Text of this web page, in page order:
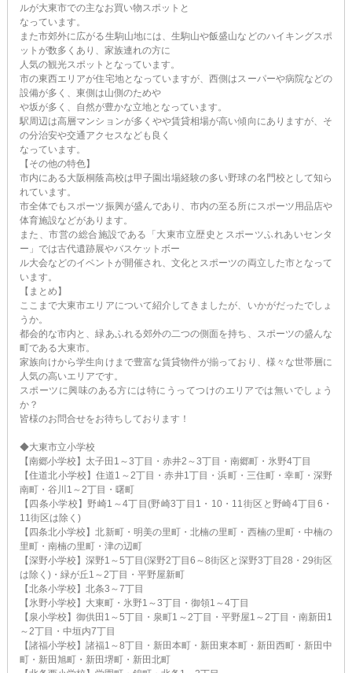
ルが大東市での主なお買い物スポットと
なっています。
また市郊外に広がる生駒山地には、生駒山や飯盛山などのハイキングスポ
ットが数多くあり、家族連れの方に
人気の観光スポットとなっています。
市の東西エリアが住宅地となっていますが、西側はスーパーや病院などの
設備が多く、東側は山側のためや
や坂が多く、自然が豊かな立地となっています。
駅周辺は高層マンションが多くやや賃貸相場が高い傾向にありますが、そ
の分治安や交通アクセスなども良く
なっています。
【その他の特色】
市内にある大阪桐蔭高校は甲子園出場経験の多い野球の名門校として知ら
れています。
市全体でもスポーツ振興が盛んであり、市内の至る所にスポーツ用品店や
体育施設などがあります。
また、市営の総合施設である「大東市立歴史とスポーツふれあいセンタ
ー」では古代遺跡展やバスケットボー
ル大会などのイベントが開催され、文化とスポーツの両立した市となって
います。
【まとめ】
ここまで大東市エリアについて紹介してきましたが、いかがだったでしょ
うか。
都会的な市内と、緑あふれる郊外の二つの側面を持ち、スポーツの盛んな
町である大東市。
家族向けから学生向けまで豊富な賃貸物件が揃っており、様々な世帯層に
人気の高いエリアです。
スポーツに興味のある方には特にうってつけのエリアでは無いでしょう
か？
皆様のお問合せをお待ちしております！
◆大東市立小学校
【南郷小学校】太子田1～3丁目・赤井2～3丁目・南郷町・氷野4丁目
【住道北小学校】住道1～2丁目・赤井1丁目・浜町・三住町・幸町・深野
南町・谷川1～2丁目・曙町
【四条小学校】野崎1～4丁目(野崎3丁目1・10・11街区と野崎4丁目6・
11街区は除く)
【四条北小学校】北新町・明美の里町・北楠の里町・西楠の里町・中楠の
里町・南楠の里町・津の辺町
【深野小学校】深野1～5丁目(深野2丁目6～8街区と深野3丁目28・29街区
は除く)・緑が丘1～2丁目・平野屋新町
【北条小学校】北条3～7丁目
【氷野小学校】大東町・氷野1～3丁目・御領1～4丁目
【泉小学校】御供田1～5丁目・泉町1～2丁目・平野屋1～2丁目・南新田1
～2丁目・中垣内7丁目
【諸福小学校】諸福1～8丁目・新田本町・新田東本町・新田西町・新田中
町・新田旭町・新田堺町・新田北町